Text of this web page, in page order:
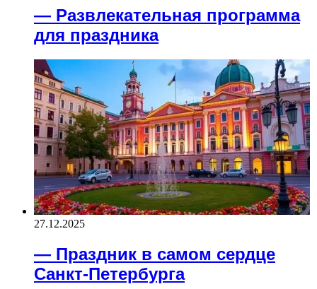
— Развлекательная программа
для праздника
27.12.2025
— Праздник в самом сердце
Санкт-Петербурга